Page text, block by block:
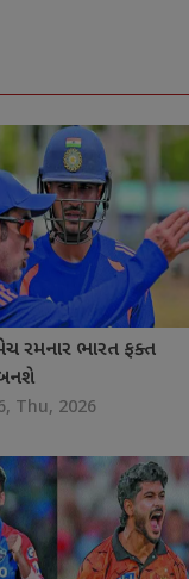
રમનાર ભારત ફક્ત
બનશે
Thu, 2026